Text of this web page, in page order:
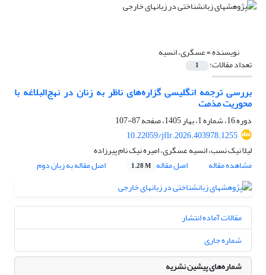
نویسنده =عسگری، انسیه
تعداد مقالات: 1
بررسی ترجمه انگلیسی گزاره‌های ناظر به زنان در نهج‌البلاغه با
محوریت مذمت
دوره 16، شماره 1، بهار 1405، صفحه
87-107
10.22059/jflr.2026.403978.1255
لیلا نیک نسب، انسیه عسگری، امیره نیک نام پیرزاده
مشاهده مقاله
اصل مقاله 1.28 M اصل مقاله به زبان دوم
مقالات آماده انتشار
شماره جاری
شماره‌های پیشین نشریه